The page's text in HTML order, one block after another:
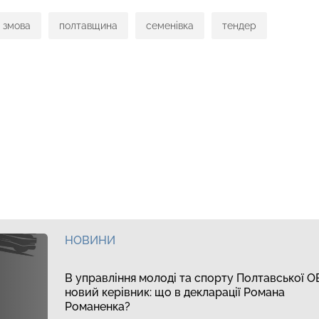
змова полтавщина семенівка тендер
НОВИНИ
В управління молоді та спорту Полтавської
новий керівник: що в декларації Романа
Романенка?